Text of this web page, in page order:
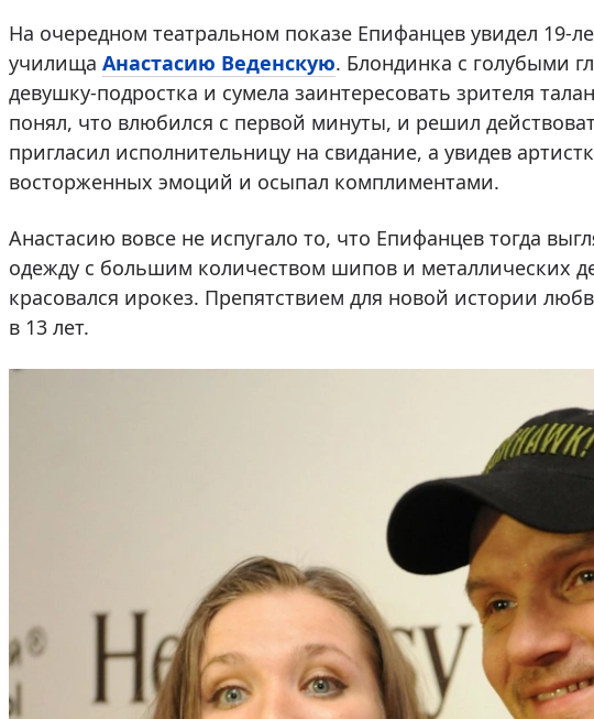
На очередном театральном показе Епифанцев увидел 19-
училища Анастасию Веденскую. Блондинка с голубыми
девушку-подростка и сумела заинтересовать зрителя
понял, что влюбился с первой минуты, и решил
пригласил исполнительницу на свидание, а увидев
восторженных эмоций и осыпал комплиментами.
Анастасию вовсе не испугало то, что Епифанцев тогда
одежду с большим количеством шипов и металлических
красовался ирокез. Препятствием для новой истории
в 13 лет.